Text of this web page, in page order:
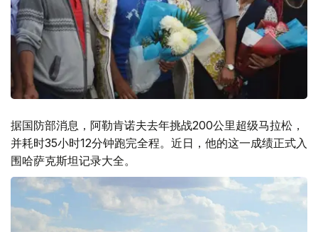
据国防部消息，阿勒肯诺夫去年挑战200公里超级马拉松，
并耗时35小时12分钟跑完全程。近日，他的这一成绩正式入
围哈萨克斯坦记录大全。